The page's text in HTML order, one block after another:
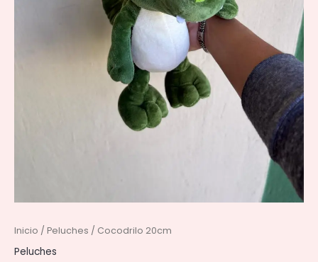
Inicio / Peluches / Cocodrilo 20cm
Peluches